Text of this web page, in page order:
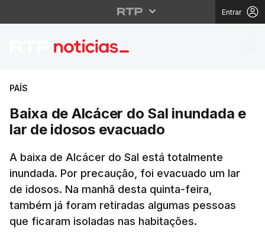
Entrar
Baixa de Alcácer do
PAÍS
Baixa de Alcácer do Sal inundada e
lar de idosos evacuado
A baixa de Alcácer do Sal está totalmente
inundada. Por precaução, foi evacuado um lar
de idosos. Na manhã desta quinta-feira,
também já foram retiradas algumas pessoas
que ficaram isoladas nas habitações.